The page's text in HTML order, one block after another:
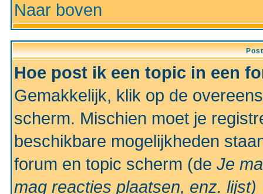
Naar boven
Hoe post ik een topic in een
Gemakkelijk, klik op de
scherm. Mischien moet je
beschikbare mogelijkheden
forum en topic scherm (de Je
mag reacties plaatsen, enz. lijst)